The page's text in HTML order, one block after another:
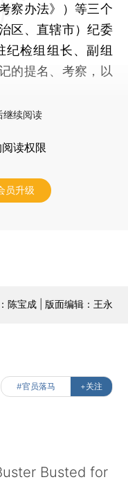
察办法》）等三个
区、直辖市）纪委
纪检组组长、副组
的提名、考察，以
继续阅读
读权限
员升级
陈宝成 | 版面编辑：王永
#官员落马 +关注
Busted for